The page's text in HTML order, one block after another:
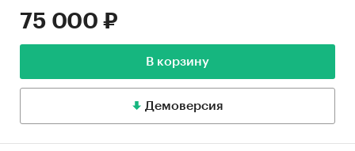
75 000 ₽
В корзину
Демоверсия